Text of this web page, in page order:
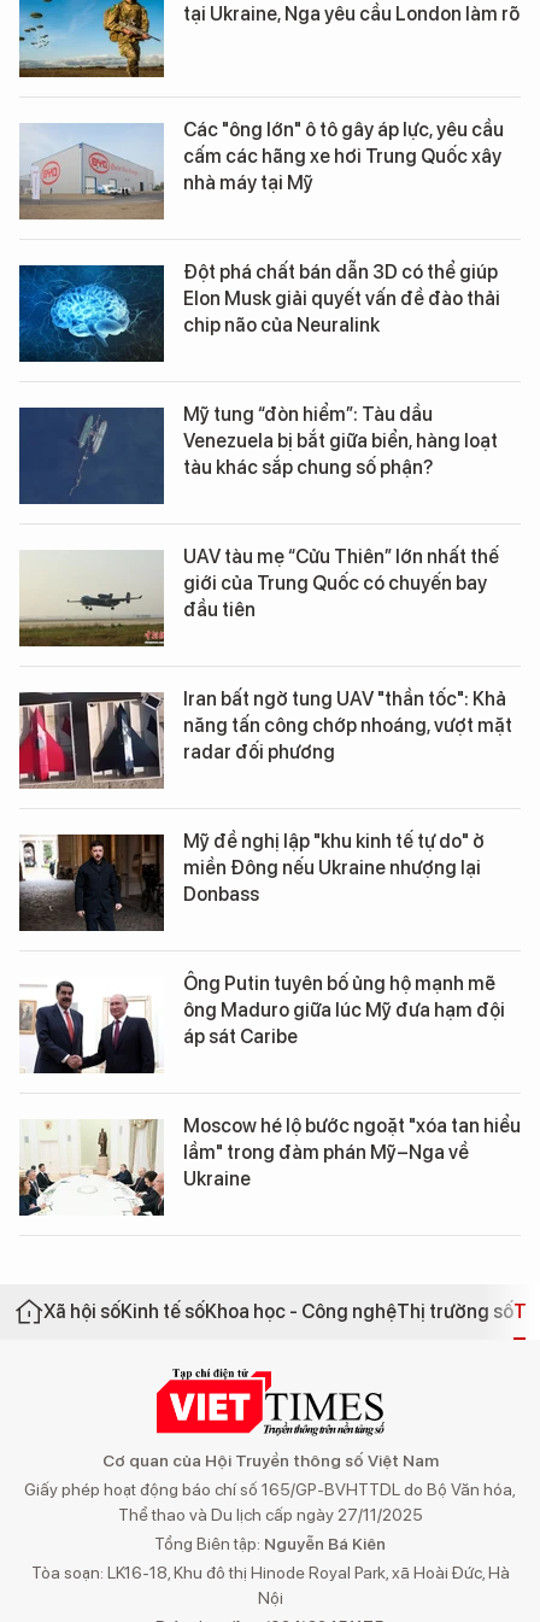
tại Ukraine, Nga yêu cầu London làm rõ
Các "ông lớn" ô tô gây áp lực, yêu cầu
cấm các hãng xe hơi Trung Quốc xây
nhà máy tại Mỹ
Đột phá chất bán dẫn 3D có thể giúp
Elon Musk giải quyết vấn đề đào thải
chip não của Neuralink
Mỹ tung “đòn hiểm”: Tàu dầu
Venezuela bị bắt giữa biển, hàng loạt
tàu khác sắp chung số phận?
UAV tàu mẹ “Cửu Thiên” lớn nhất thế
giới của Trung Quốc có chuyến bay
đầu tiên
Iran bất ngờ tung UAV "thần tốc": Khả
năng tấn công chớp nhoáng, vượt mặt
radar đối phương
Mỹ đề nghị lập "khu kinh tế tự do" ở
miền Đông nếu Ukraine nhượng lại
Donbass
Ông Putin tuyên bố ủng hộ mạnh mẽ
ông Maduro giữa lúc Mỹ đưa hạm đội
áp sát Caribe
Moscow hé lộ bước ngoặt "xóa tan hiểu
lầm" trong đàm phán Mỹ–Nga về
Ukraine
Xã hội sốKinh tế sốKhoa học - Công nghệThị trường số
Cơ quan của Hội Truyền thông số Việt Nam
Giấy phép hoạt động báo chí số 165/GP-BVHTTDL do Bộ Văn hóa,
Thể thao và Du lịch cấp ngày 27/11/2025
Tổng Biên tập: Nguyễn Bá Kiên
Tòa soạn: LK16-18, Khu đô thị Hinode Royal Park, xã Hoài Đức, Hà
Nội